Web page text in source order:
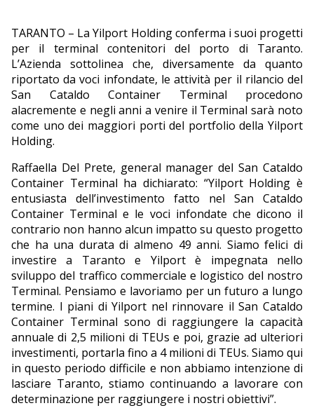
TARANTO – La Yilport Holding conferma i suoi progetti
per il terminal contenitori del porto di Taranto.
L’Azienda sottolinea che, diversamente da quanto
riportato da voci infondate, le attività per il rilancio del
San Cataldo Container Terminal procedono
alacremente e negli anni a venire il Terminal sarà noto
come uno dei maggiori porti del portfolio della Yilport
Holding.
Raffaella Del Prete, general manager del San Cataldo
Container Terminal ha dichiarato: “Yilport Holding è
entusiasta dell’investimento fatto nel San Cataldo
Container Terminal e le voci infondate che dicono il
contrario non hanno alcun impatto su questo progetto
che ha una durata di almeno 49 anni. Siamo felici di
investire a Taranto e Yilport è impegnata nello
sviluppo del traffico commerciale e logistico del nostro
Terminal. Pensiamo e lavoriamo per un futuro a lungo
termine. I piani di Yilport nel rinnovare il San Cataldo
Container Terminal sono di raggiungere la capacità
annuale di 2,5 milioni di TEUs e poi, grazie ad ulteriori
investimenti, portarla fino a 4 milioni di TEUs. Siamo qui
in questo periodo difficile e non abbiamo intenzione di
lasciare Taranto, stiamo continuando a lavorare con
determinazione per raggiungere i nostri obiettivi”.